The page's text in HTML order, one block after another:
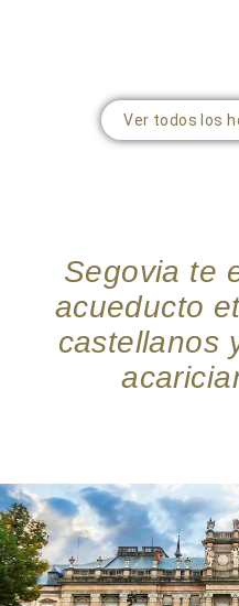
Ver todos los
Segovia te
acueducto
castellanos